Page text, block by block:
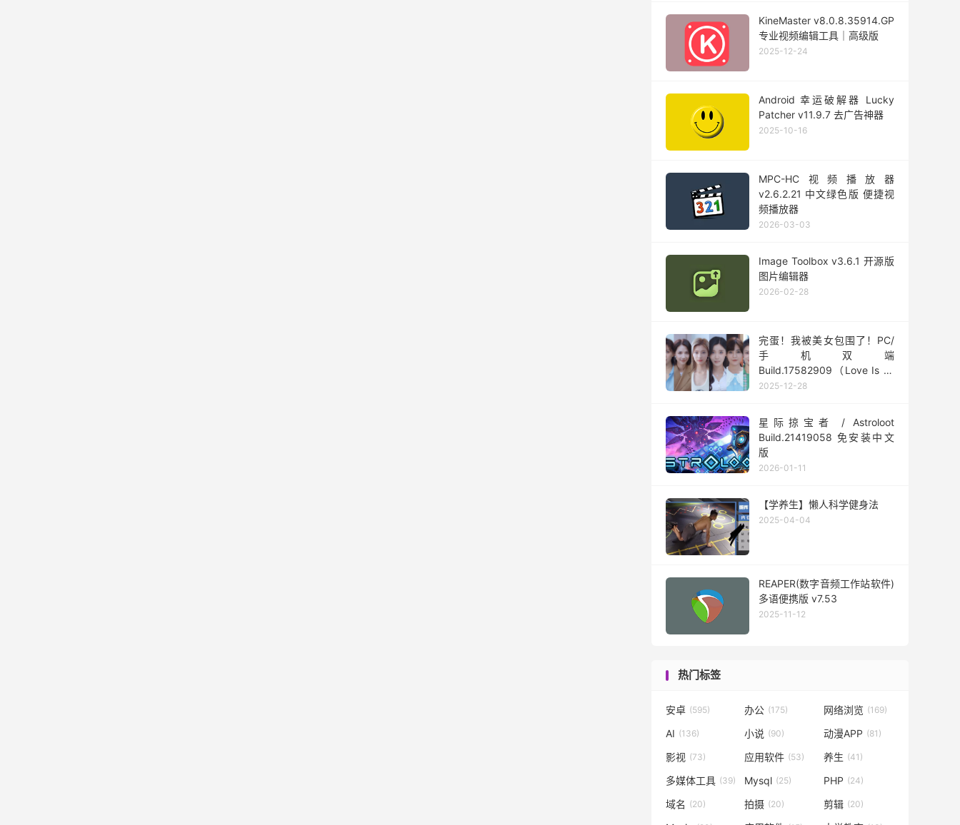
KineMaster v8.0.8.35914.GP
专业视频编辑工具｜高级版
2025-12-24
Android 幸运破解器 Lucky
Patcher v11.9.7 去广告神器
2025-10-16
MPC-HC视频播放器
v2.6.2.21 中文绿色版 便捷视
频播放器
2026-03-03
Image Toolbox v3.6.1 开源版
图片编辑器
2026-02-28
完蛋！我被美女包围了！PC/
手机双端
Build.17582909（Love Is All
Around）免安装中文版
2025-12-28
星际掠宝者 / Astroloot
Build.21419058 免安装中文
版
2026-01-11
【学养生】懒人科学健身法
2025-04-04
REAPER(数字音频工作站软件)
多语便携版 v7.53
2025-11-12
热门标签
安卓 (595) 办公 (175) 网络浏览 (169)
AI (136) 小说 (90) 动漫APP (81)
影视 (73) 应用软件 (53) 养生 (41)
多媒体工具 (39) Mysql (25) PHP (24)
域名 (20) 拍摄 (20) 剪辑 (20)